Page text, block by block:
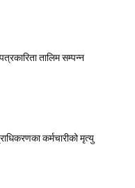
तालिम सम्पन्न
कर्मचारीको मृत्यु